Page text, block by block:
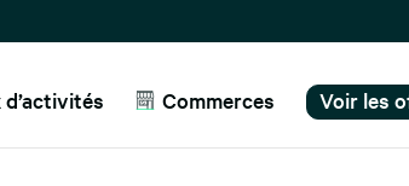
Commerces Voir les